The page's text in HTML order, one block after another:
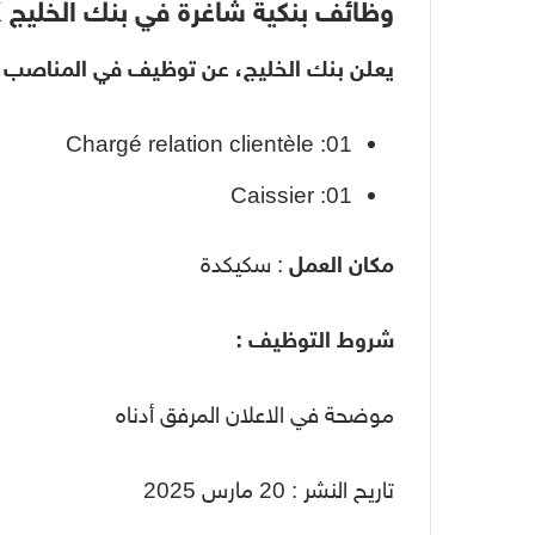
وظائف بنكية شاغرة في بنك الخليج GULF BANK :
يعلن بنك الخليج، عن توظيف في المناصب
Chargé relation clientèle :01
Caissier :01
مكان العمل : سكيكدة
شروط التوظيف :
موضحة في الاعلان المرفق أدناه
تاريح النشر : 20 مارس 2025